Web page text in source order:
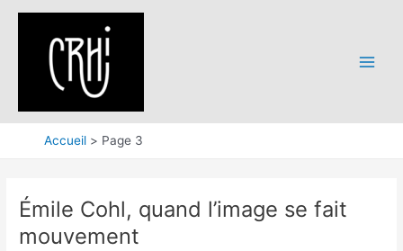
Accueil Page 3
Émile Cohl, quand l’image se fait
mouvement